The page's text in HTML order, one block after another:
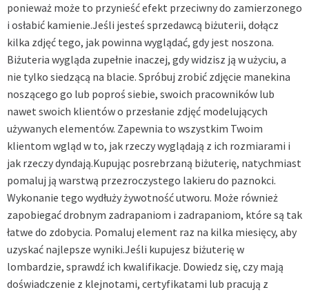
ponieważ może to przynieść efekt przeciwny do zamierzonego
i osłabić kamienie.Jeśli jesteś sprzedawcą biżuterii, dołącz
kilka zdjęć tego, jak powinna wyglądać, gdy jest noszona.
Biżuteria wygląda zupełnie inaczej, gdy widzisz ją w użyciu, a
nie tylko siedzącą na blacie. Spróbuj zrobić zdjęcie manekina
noszącego go lub poproś siebie, swoich pracowników lub
nawet swoich klientów o przesłanie zdjęć modelujących
używanych elementów. Zapewnia to wszystkim Twoim
klientom wgląd w to, jak rzeczy wyglądają z ich rozmiarami i
jak rzeczy dyndają.Kupując posrebrzaną biżuterię, natychmiast
pomaluj ją warstwą przezroczystego lakieru do paznokci.
Wykonanie tego wydłuży żywotność utworu. Może również
zapobiegać drobnym zadrapaniom i zadrapaniom, które są tak
łatwe do zdobycia. Pomaluj element raz na kilka miesięcy, aby
uzyskać najlepsze wyniki.Jeśli kupujesz biżuterię w
lombardzie, sprawdź ich kwalifikacje. Dowiedz się, czy mają
doświadczenie z klejnotami, certyfikatami lub pracują z